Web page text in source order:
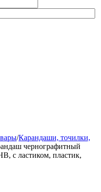
/Карандаши, точилки,
чернографитный
с ластиком, пластик,